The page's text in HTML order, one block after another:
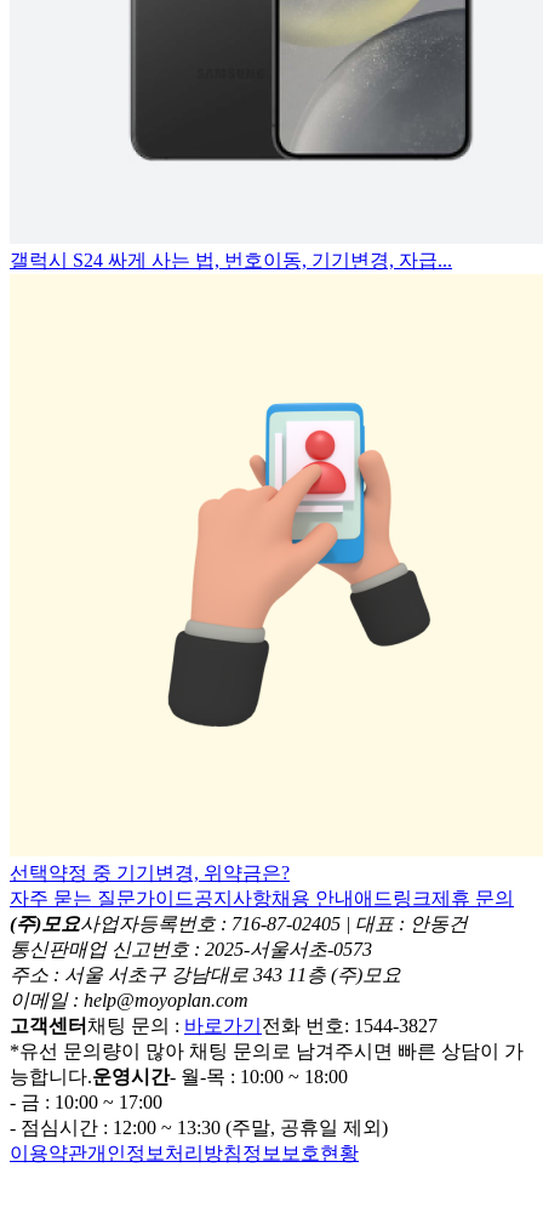
갤럭시 S24 싸게 사는 법, 번호이동, 기기변경, 자급...
선택약정 중 기기변경, 위약금은?
자주 묻는 질문가이드공지사항채용 안내 애드링크제휴 문의
(주)모요사업자등록번호 : 716-87-02405 | 대표 : 안동건
통신판매업 신고번호 : 2025-서울서초-0573
주소 : 서울 서초구 강남대로 343 11층 (주)모요
이메일 : help@moyoplan.com
고객센터채팅 문의 : 바로가기 전화 번호: 1544-3827
*유선 문의량이 많아 채팅 문의로 남겨주시면 빠른 상담이 가
능합니다.운영시간- 월-목 : 10:00 ~ 18:00
- 금 : 10:00 ~ 17:00
- 점심시간 : 12:00 ~ 13:30 (주말, 공휴일 제외)
이용약관개인정보처리방침정보보호현황